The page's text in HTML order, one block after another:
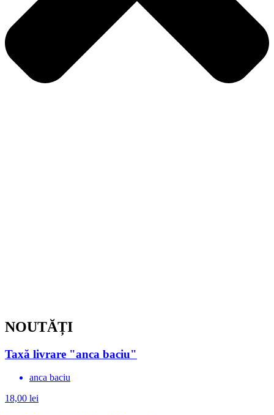
NOUTĂȚI
Taxă livrare "anca baciu"
anca baciu
18,00 lei